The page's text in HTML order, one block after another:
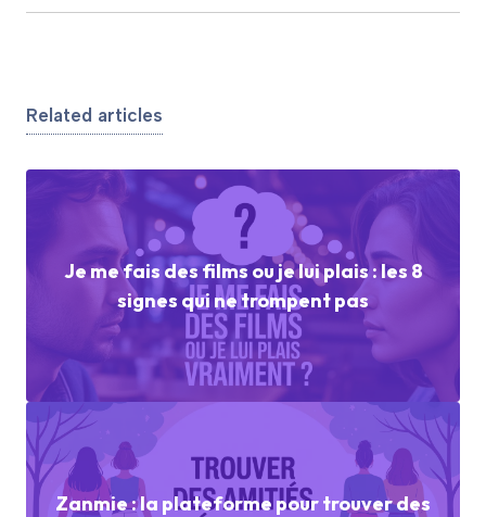
Related articles
Je me fais des films ou je lui plais : les 8
signes qui ne trompent pas
Zanmie : la plateforme pour trouver des